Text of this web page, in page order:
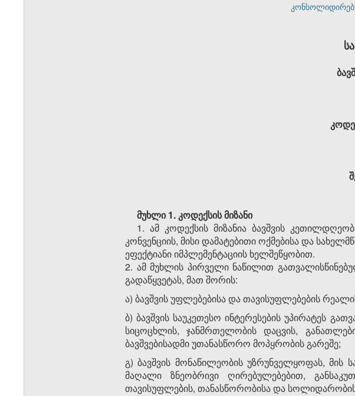
მუხლი 1.კოდექსის მიზანი
1. ამ კოდექსის მიზანია ბავშვის
კონვენციის, მისი დამატებითი ოქმებისა და
ეფექტიანი იმპლემენტაციის ხელშეწყობით.
2. ამ მუხლის პირველი ნაწილით
გადაწყვეტას, მათ შორის:
ა) ბავშვის უფლებებისა და თავისუფლებების
ბ) ბავშვის საუკეთესო ინტერესების უპირატეს
სიცოცხლის, ჯანმრთელობის დაცვის,
ბავშვებისადმი უთანასწორო მოპყრობის გარეშე;
გ) ბავშვის მონაწილეობის უზრუნველყოფას, მის
მაღალი ზნეობრივი ღირებულებებით,
თავისუფლების, თანასწორობისა და